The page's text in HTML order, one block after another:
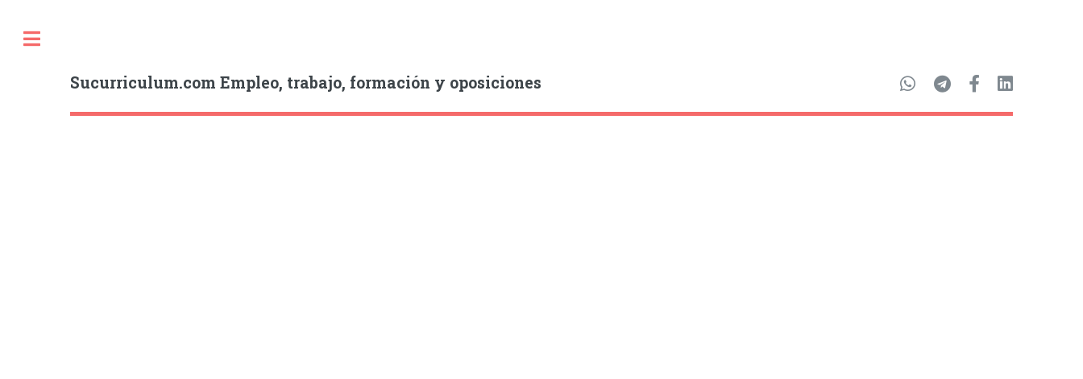
Sucurriculum.com Empleo, trabajo, formación y oposiciones